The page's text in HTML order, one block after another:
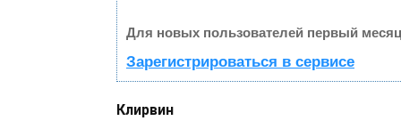
Для новых пользователей первый
Зарегистрироваться в сервисе
Клирвин